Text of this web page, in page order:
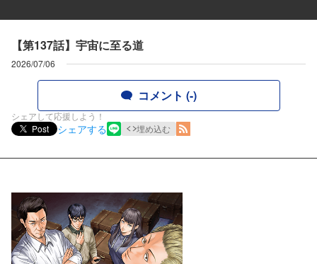
【第137話】宇宙に至る道
2026/07/06
コメント (-)
シェアして応援しよう！
Post
シェアする 埋め込む